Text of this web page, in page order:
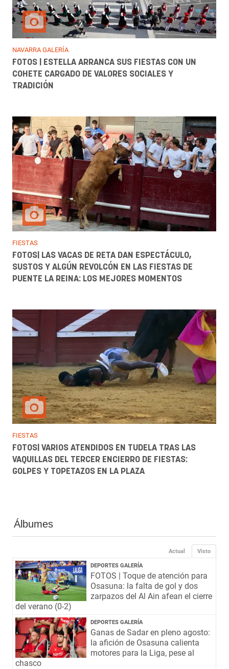
NAVARRA GALERÍA
FOTOS | ESTELLA ARRANCA SUS FIESTAS CON UN
COHETE CARGADO DE VALORES SOCIALES Y
TRADICIÓN
FIESTAS
FOTOS| LAS VACAS DE RETA DAN ESPECTÁCULO,
SUSTOS Y ALGÚN REVOLCÓN EN LAS FIESTAS DE
PUENTE LA REINA: LOS MEJORES MOMENTOS
FIESTAS
FOTOS| VARIOS ATENDIDOS EN TUDELA TRAS LAS
VAQUILLAS DEL TERCER ENCIERRO DE FIESTAS:
GOLPES Y TOPETAZOS EN LA PLAZA
Álbumes
Visto
Actual
DEPORTES GALERÍA
FOTOS | Toque de atención para
Osasuna: la falta de gol y dos
zarpazos del Al Ain afean el cierre
del verano (0-2)
DEPORTES GALERÍA
Ganas de Sadar en pleno agosto:
la afición de Osasuna calienta
motores para la Liga, pese al
chasco